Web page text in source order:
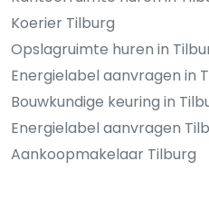
Koerier Tilburg
Opslagruimte huren in
Energielabel aanvragen in
Bouwkundige keuring in
Energielabel aanvragen
Aankoopmakelaar Tilburg